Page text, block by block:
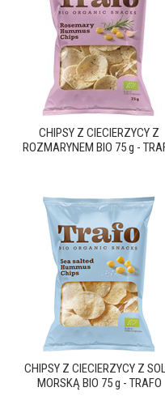
CHIPSY Z CIECIERZYCY Z
ROZMARYNEM BIO 75 g -
CHIPSY Z CIECIERZYCY Z
MORSKĄ BIO 75 g - TRAFO